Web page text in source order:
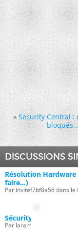
« Security Central :
DISCUSSIONS
Résolution
faire...)
Par invitef7bf8a58 dans
Sécurity center
Par laramasse dans le